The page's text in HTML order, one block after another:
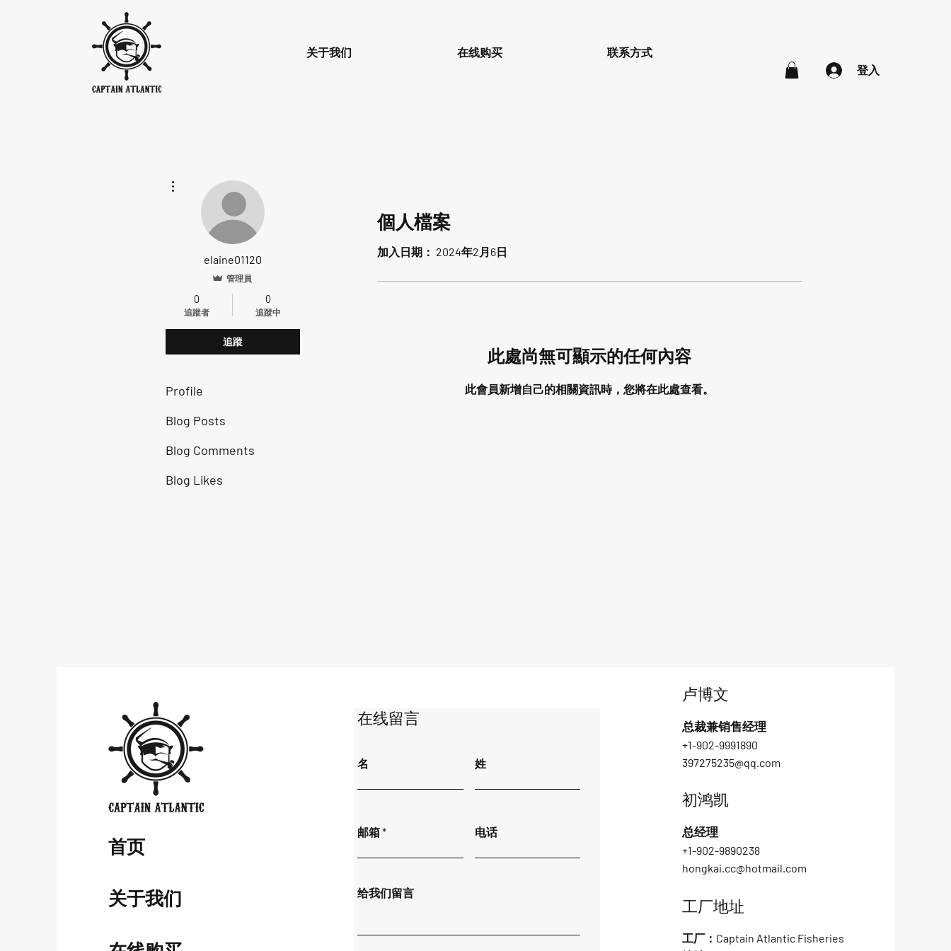
关于我们 在线购买
联系方式
登入
個人檔案
加入日期： 2024年2月6日
此處尚無可顯示的任何內容
此會員新增自己的相關資訊時，您將在此處查看。
elaine01120
管理員
0
追蹤者
0
追蹤中
追蹤
Profile
Blog Posts
Blog Comments
Blog Likes
​首页
关于我们
​在线留言
名 姓
邮箱 电话
给我们留言
卢博文
总裁兼销售经理
+1-902-9991890
397275235@qq.com
初鸿凯
总经理
+1-902-9890238
hongkai.cc@hotmail.com
工厂地址
工厂：Captain Atlantic Fisheries